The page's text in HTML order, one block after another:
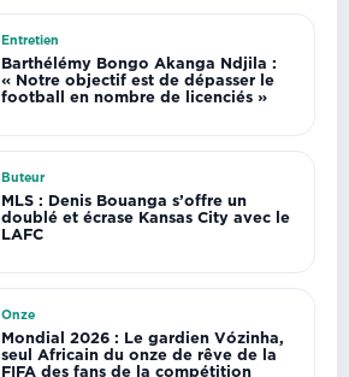
Entretien
Barthélémy Bongo Akanga Ndjila :
« Notre objectif est de dépasser le
football en nombre de licenciés »
Buteur
MLS : Denis Bouanga s’offre un
doublé et écrase Kansas City avec le
LAFC
Onze
Mondial 2026 : Le gardien Vózinha,
seul Africain du onze de rêve de la
FIFA des fans de la compétition